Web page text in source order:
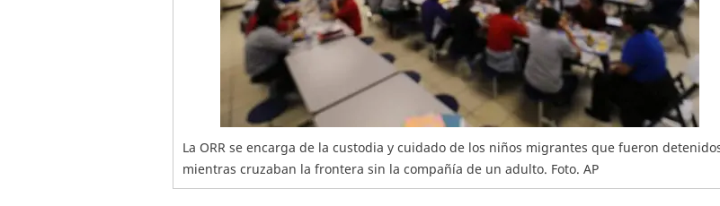
La ORR se encarga de la custodia y cuidado de los niños migrantes que fueron
mientras cruzaban la frontera sin la compañía de un adulto. Foto. AP